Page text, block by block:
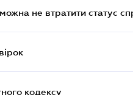
не втратити статус
кодексу